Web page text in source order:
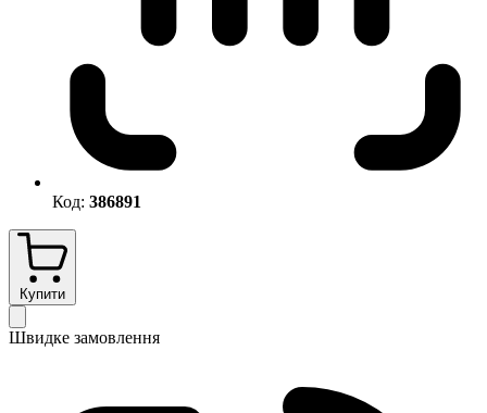
Код: 386891
Купити
Швидке замовлення